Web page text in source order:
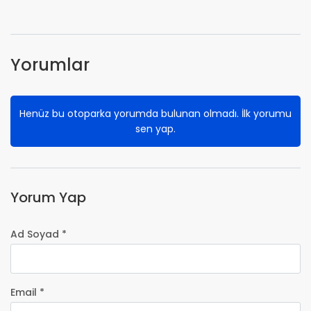
Yorumlar
Henüz bu otoparka yorumda bulunan olmadı. İlk yorumu
sen yap.
Yorum Yap
Ad Soyad *
Email *